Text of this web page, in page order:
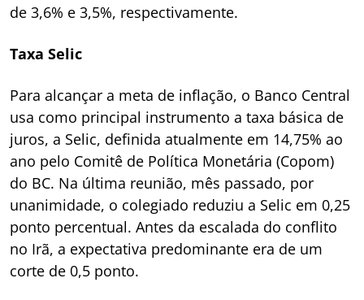
de 3,6% e 3,5%, respectivamente.
Taxa Selic
Para alcançar a meta de inflação, o Banco Central
usa como principal instrumento a taxa básica de
juros, a Selic, definida atualmente em 14,75% ao
ano pelo Comitê de Política Monetária (Copom)
do BC. Na última reunião, mês passado, por
unanimidade, o colegiado reduziu a Selic em 0,25
ponto percentual. Antes da escalada do conflito
no Irã, a expectativa predominante era de um
corte de 0,5 ponto.